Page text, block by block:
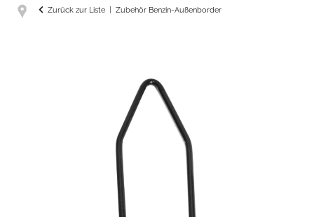
Zurück zur Liste Zubehör Benzin-Außenborder